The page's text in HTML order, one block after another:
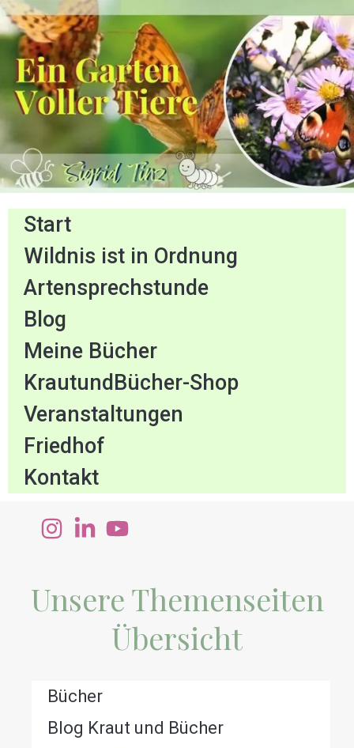
Start
Wildnis ist in Ordnung
Artensprechstunde
Blog
Meine Bücher
KrautundBücher-Shop
Veranstaltungen
Friedhof
Kontakt
Unsere Themenseiten
Übersicht
Bücher
Blog Kraut und Bücher